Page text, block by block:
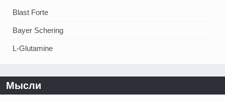
Blast Forte
Bayer Schering
L-Glutamine
Мысли